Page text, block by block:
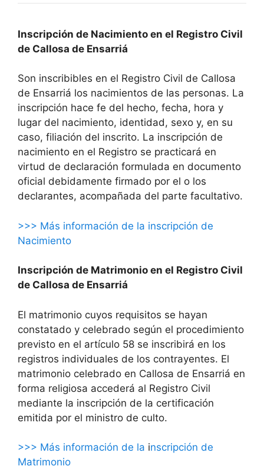
Inscripción de Nacimiento en el Registro Civil
de Callosa de Ensarriá
Son inscribibles en el Registro Civil de Callosa
de Ensarriá los nacimientos de las personas. La
inscripción hace fe del hecho, fecha, hora y
lugar del nacimiento, identidad, sexo y, en su
caso, filiación del inscrito. La inscripción de
nacimiento en el Registro se practicará en
virtud de declaración formulada en documento
oficial debidamente firmado por el o los
declarantes, acompañada del parte facultativo.
>>> Más información de la inscripción de
Nacimiento
Inscripción de Matrimonio en el Registro Civil
de Callosa de Ensarriá
El matrimonio cuyos requisitos se hayan
constatado y celebrado según el procedimiento
previsto en el artículo 58 se inscribirá en los
registros individuales de los contrayentes. El
matrimonio celebrado en Callosa de Ensarriá en
forma religiosa accederá al Registro Civil
mediante la inscripción de la certificación
emitida por el ministro de culto.
>>> Más información de la inscripción de
Matrimonio